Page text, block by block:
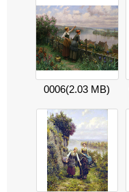
0006(2.03 MB)